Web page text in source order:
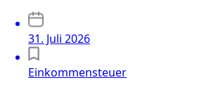
31. Juli 2026
Einkommensteuer